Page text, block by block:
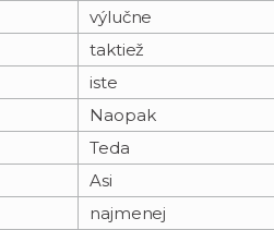
výlučne
taktiež
iste
Naopak
Teda
Asi
najmenej